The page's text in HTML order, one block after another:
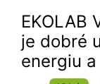
EKOLAB
je dobré
energiu